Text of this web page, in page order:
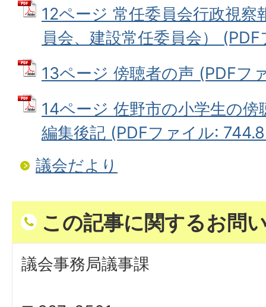
12ページ 常任委員会行政視察
員会、建設常任委員会）
13ページ 傍聴者の声 (PDFフ
14ページ 佐野市の小学生の
編集後記 (PDFファイル:
議会だより
この記事に関するお問
議会事務局議事課